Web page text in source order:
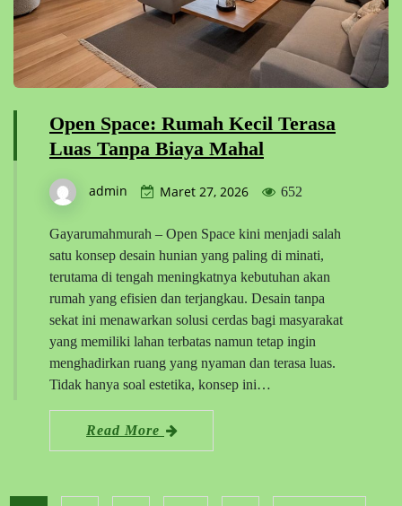
Open Space: Rumah Kecil Terasa
Luas Tanpa Biaya Mahal
admin Maret 27, 2026 652
Gayarumahmurah – Open Space kini menjadi salah
satu konsep desain hunian yang paling di minati,
terutama di tengah meningkatnya kebutuhan akan
rumah yang efisien dan terjangkau. Desain tanpa
sekat ini menawarkan solusi cerdas bagi masyarakat
yang memiliki lahan terbatas namun tetap ingin
menghadirkan ruang yang nyaman dan terasa luas.
Tidak hanya soal estetika, konsep ini…
Read More